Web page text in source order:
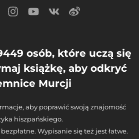
osób, które uczą się
książkę, aby odkryć
Murcji
aby poprawić swoją znajomość
hiszpańskiego.
Wypisanie się też jest łatwe.